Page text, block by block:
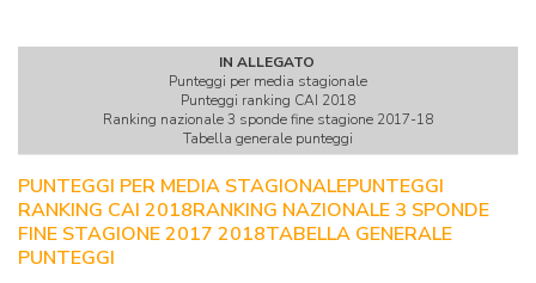
IN ALLEGATO
Punteggi per media stagionale
Punteggi ranking CAI 2018
Ranking nazionale 3 sponde fine stagione 2017-18
Tabella generale punteggi
PUNTEGGI PER MEDIA STAGIONALEPUNTEGGI
RANKING CAI 2018RANKING NAZIONALE 3 SPONDE
FINE STAGIONE 2017 2018TABELLA GENERALE
PUNTEGGI